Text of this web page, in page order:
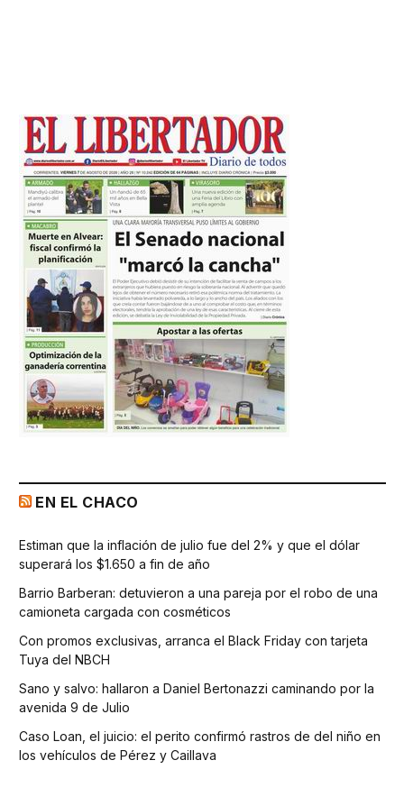
EN EL CHACO
Estiman que la inflación de julio fue del 2% y que el dólar
superará los $1.650 a fin de año
Barrio Barberan: detuvieron a una pareja por el robo de una
camioneta cargada con cosméticos
Con promos exclusivas, arranca el Black Friday con tarjeta
Tuya del NBCH
Sano y salvo: hallaron a Daniel Bertonazzi caminando por la
avenida 9 de Julio
Caso Loan, el juicio: el perito confirmó rastros de del niño en
los vehículos de Pérez y Caillava